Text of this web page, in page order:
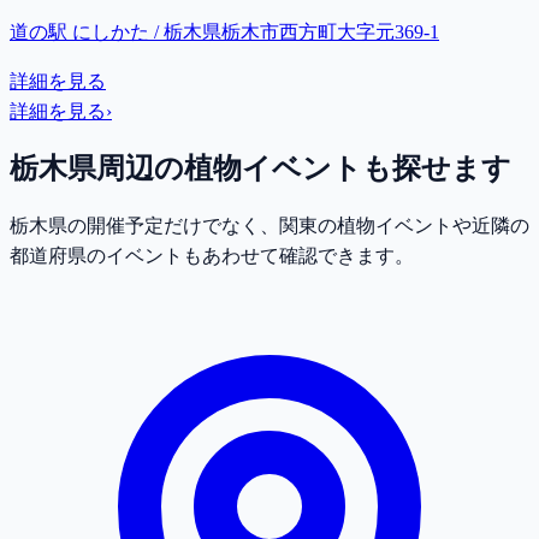
道の駅 にしかた / 栃木県栃木市西方町大字元369-1
詳細を見る
詳細を見る›
栃木県周辺の植物イベントも探せます
栃木県の開催予定だけでなく、 関東の植物イベントや近隣の
都道府県のイベントもあわせて確認できます。